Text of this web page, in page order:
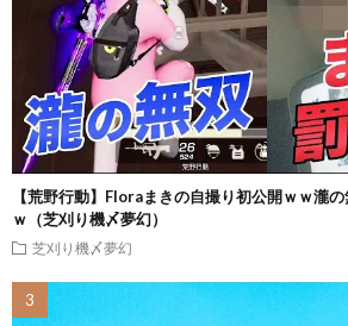
【荒野行動】Floraまきの自撮り初公開ｗｗ瀧
ｗ（芝刈り機〆夢幻）
芝刈り機〆夢幻